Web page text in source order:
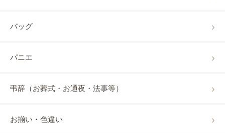
バッグ
パニエ
弔辞（お葬式・お通夜・法事等）
お揃い・色違い